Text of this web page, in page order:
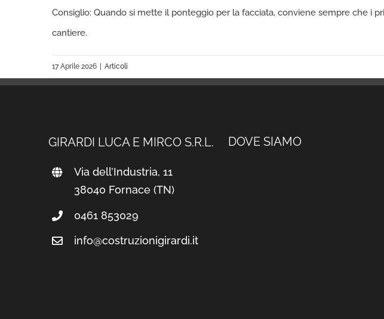
Consiglio: Quando si mette il ponteggio per la facciata, conviene sempre che i
cantiere.
17 Aprile 2026 Articoli
GIRARDI LUCA E MIRCO S.R.L.
Via dell’Industria, 11
38040 Fornace (TN)
0461 853029
info@costruzionigirardi.it
DOVE SIAMO